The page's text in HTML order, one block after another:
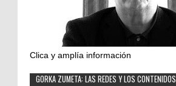
Clica y amplía información
GORKA ZUMETA: LAS REDES Y LOS CONTENIDOS